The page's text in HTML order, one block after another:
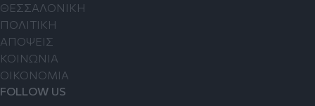
ΘΕΣΣΑΛΟΝΙΚΗ
ΠΟΛΙΤΙΚΗ
ΑΠΟΨΕΙΣ
ΚΟΙΝΩΝΙΑ
ΟΙΚΟΝΟΜΙΑ
FOLLOW US